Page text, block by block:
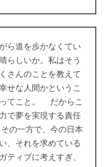
ら道を歩かなくてい
らしいか。私はそう
さんのことを教えて
せな人間かというこ
てこと。 だからこ
で夢を実現する責任
の一方で、今の日本
、それを求めている
ティブに考えすぎ、